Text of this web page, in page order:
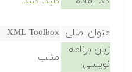
عنوان اصلی XML Toolbox
زبان برنامه
نویسی
متلب